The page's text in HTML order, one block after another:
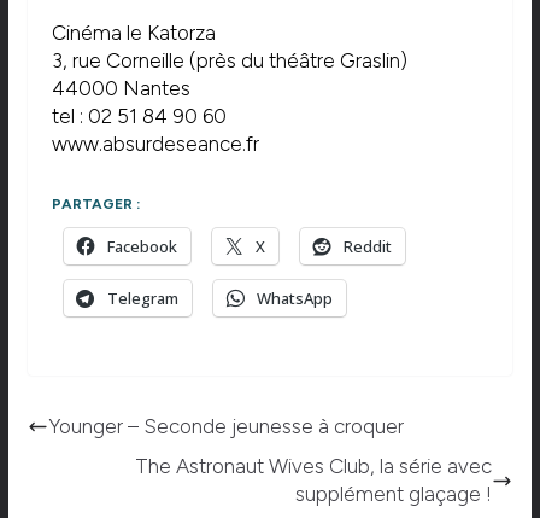
Cinéma le Katorza
3, rue Corneille (près du théâtre Graslin)
44000 Nantes
tel : 02 51 84 90 60
www.absurdeseance.fr
PARTAGER :
Facebook X Reddit
Telegram WhatsApp
Younger – Seconde jeunesse à croquer
The Astronaut Wives Club, la série avec
supplément glaçage !